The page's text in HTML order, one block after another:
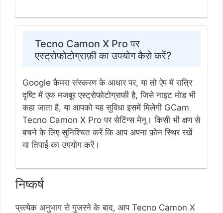
Tecno Camon X Pro पर
एस्ट्रोफोटोग्राफ़ी का उपयोग कैसे करें?
Google कैमरा संस्करण के आधार पर, या तो ऐप में रात्रि
दृष्टि में एक मजबूर एस्ट्रोफोटोग्राफी है, जिसे नाइट मोड भी
कहा जाता है, या आपको यह सुविधा इसमें मिलेगी GCam
Tecno Camon X Pro पर सेटिंग्स मेनू। किसी भी क्षण से
बचने के लिए सुनिश्चित करें कि आप अपना फ़ोन स्थिर रखें
या तिपाई का उपयोग करें।
निष्कर्ष
प्रत्येक अनुभाग से गुजरने के बाद, आप Tecno Camon X